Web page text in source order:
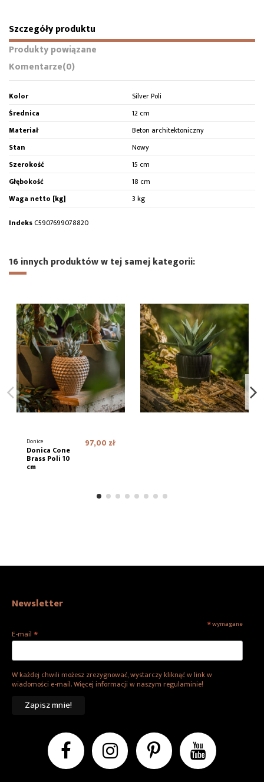
Szczegóły produktu
Produkty powiązane
Komentarze(0)
Kolor
Silver Poli
Średnica
12 cm
Materiał
Beton architektoniczny
Stan
Nowy
Szerokość
15 cm
Głębokość
18 cm
Waga netto [kg]
3 kg
IndeksC5907699078820
16 innych produktów w tej samej kategorii:
Donice
Donica Cone
Brass Poli 10
cm
97,00 zł
Newsletter
*wymagane
E-mail *
W każdej chwili możesz zrezygnować, wystarczy kliknąć w link w
wiadomości e-mail. Więcej informacji w naszym regulaminie!